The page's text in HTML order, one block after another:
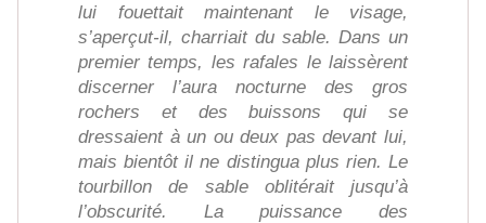
lui fouettait maintenant le visage,
s’aperçut-il, charriait du sable. Dans un
premier temps, les rafales le laissèrent
discerner l’aura nocturne des gros
rochers et des buissons qui se
dressaient à un ou deux pas devant lui,
mais bientôt il ne distingua plus rien. Le
tourbillon de sable oblitérait jusqu’à
l’obscurité. La puissance des